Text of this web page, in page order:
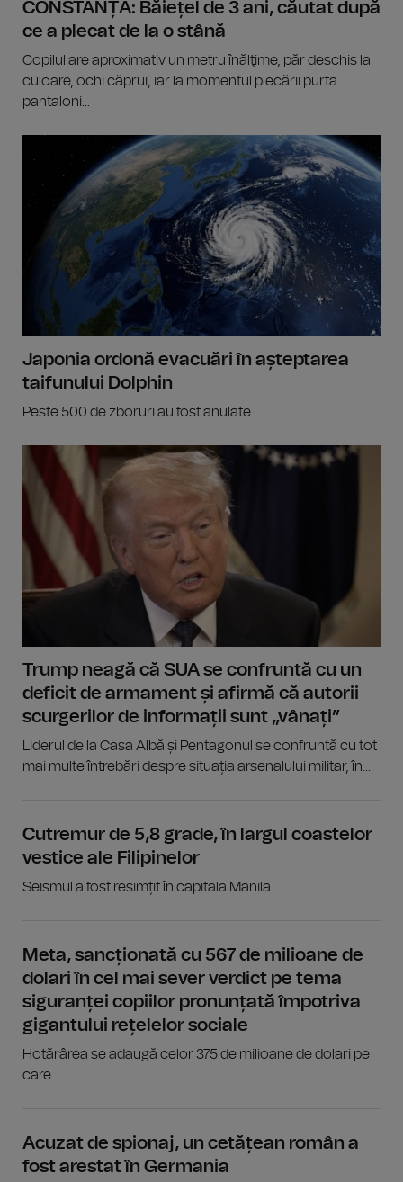
CONSTANȚA: Băiețel de 3 ani, căutat după
ce a plecat de la o stână
Copilul are aproximativ un metru înălţime, păr deschis la
culoare, ochi căprui, iar la momentul plecării purta
pantaloni...
Japonia ordonă evacuări în așteptarea
taifunului Dolphin
Peste 500 de zboruri au fost anulate.
Trump neagă că SUA se confruntă cu un
deficit de armament și afirmă că autorii
scurgerilor de informații sunt „vânați”
Liderul de la Casa Albă și Pentagonul se confruntă cu tot
mai multe întrebări despre situația arsenalului militar, în...
Cutremur de 5,8 grade, în largul coastelor
vestice ale Filipinelor
Seismul a fost resimțit în capitala Manila.
Meta, sancționată cu 567 de milioane de
dolari în cel mai sever verdict pe tema
siguranței copiilor pronunțată împotriva
gigantului rețelelor sociale
Hotărârea se adaugă celor 375 de milioane de dolari pe
care...
Acuzat de spionaj, un cetățean român a
fost arestat în Germania